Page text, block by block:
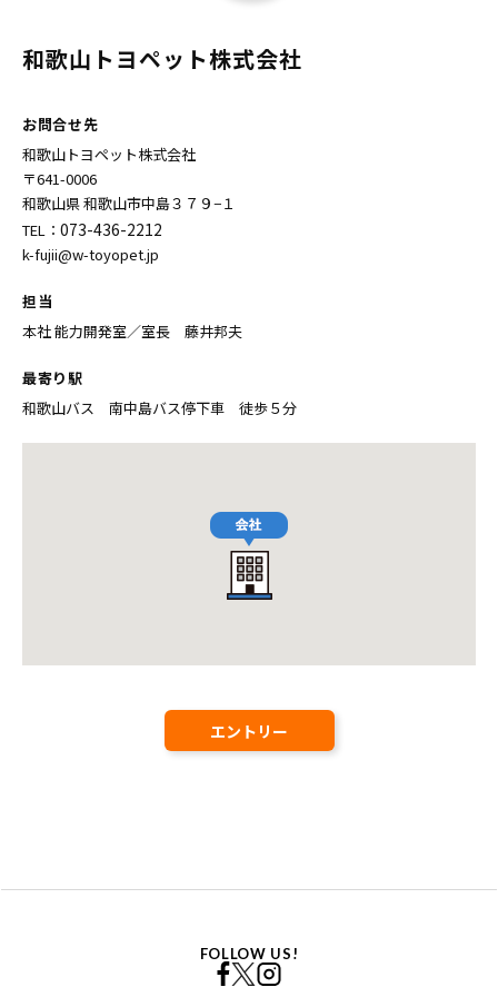
和歌山トヨペット株式会社
お問合せ先
和歌山トヨペット株式会社
〒641-0006
和歌山県 和歌山市中島３７９−１
TEL： 073-436-2212
k-fujii@w-toyopet.jp
担当
本社 能力開発室／室長 藤井邦夫
最寄り駅
和歌山バス 南中島バス停下車 徒歩５分
エントリー
FOLLOW US!